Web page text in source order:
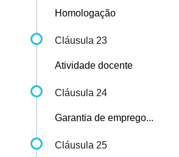
Homologação
Cláusula 23
Atividade docente
Cláusula 24
Garantia de emprego...
Cláusula 25